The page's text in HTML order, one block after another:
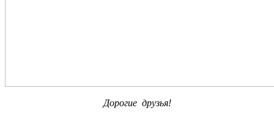
Дорогие друзья!